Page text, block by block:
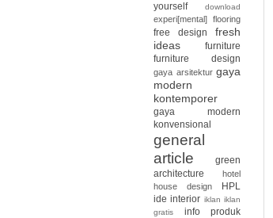
yourself
download
experi[mental] flooring
free design
fresh
ideas
furniture
furniture design
gaya arsitektur gaya
modern
kontemporer
gaya modern
konvensional
general
article
green
architecture
hotel
house design
HPL
ide interior iklan iklan
gratis
info produk